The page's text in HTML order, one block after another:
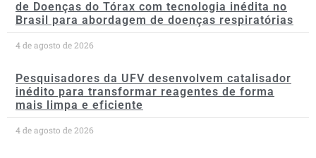
de Doenças do Tórax com tecnologia inédita no
Brasil para abordagem de doenças respiratórias
4 de agosto de 2026
Pesquisadores da UFV desenvolvem catalisador
inédito para transformar reagentes de forma
mais limpa e eficiente
4 de agosto de 2026